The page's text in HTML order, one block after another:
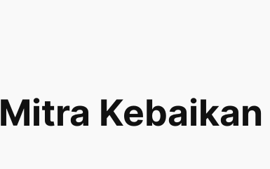
Mitra Kebaikan